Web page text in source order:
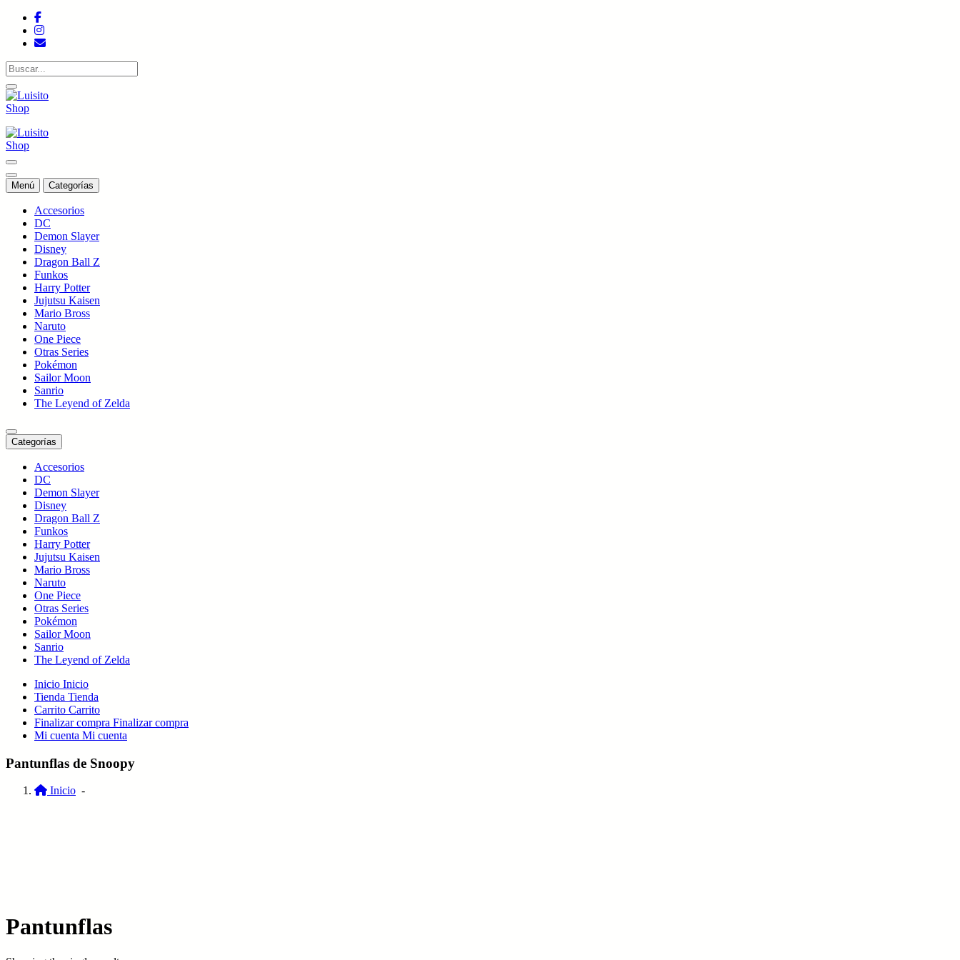
Saltar
contenido
Tienda de colecciones
Menú Categorías
Accesorios
DC
Demon Slayer
Disney
Dragon Ball Z
Funkos
Harry Potter
Jujutsu Kaisen
Mario Bross
Naruto
One Piece
Otras Series
Pokémon
Sailor Moon
Sanrio
The Leyend of Zelda
Categorías
Accesorios
DC
Demon Slayer
Disney
Dragon Ball Z
Funkos
Harry Potter
Jujutsu Kaisen
Mario Bross
Naruto
One Piece
Otras Series
Pokémon
Sailor Moon
Sanrio
The Leyend of Zelda
Inicio Inicio
Tienda Tienda
Carrito Carrito
Finalizar compra Finalizar compra
Mi cuenta Mi cuenta
Pantunflas de Snoopy
Inicio -
Pantunflas